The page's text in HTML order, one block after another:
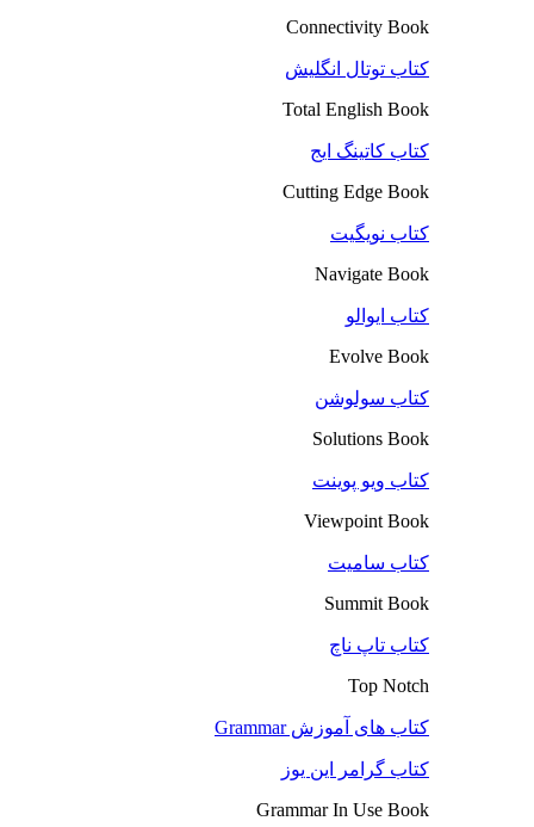
Connectivity Book
کتاب توتال انگلیش
Total English Book
کتاب کاتینگ ایج
Cutting Edge Book
کتاب نویگیت
Navigate Book
کتاب ایوالو
Evolve Book
کتاب سولوشن
Solutions Book
کتاب ویو پوینت
Viewpoint Book
کتاب سامیت
Summit Book
کتاب تاپ ناچ
Top Notch
کتاب های آموزش Grammar
کتاب گرامر این یوز
Grammar In Use Book